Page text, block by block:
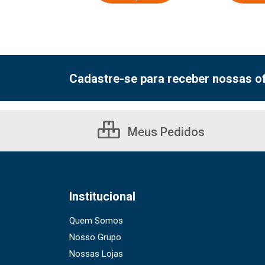
Cadastre-se para receber nossas
Meus Pedidos
Institucional
Quem Somos
Nosso Grupo
Nossas Lojas